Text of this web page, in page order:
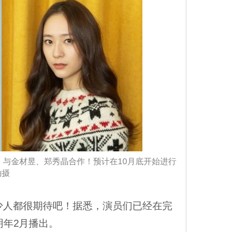
金材昱、郑秀晶合作！预计在10月底开始进行
摄
都很期待吧！据悉，演员们已经在完
2月播出。